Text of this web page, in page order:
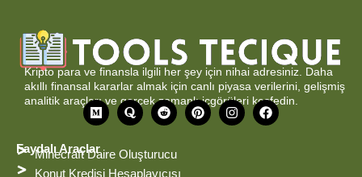
Kripto para ve finansla ilgili her şey için nihai adresiniz. Daha
akıllı finansal kararlar almak için canlı piyasa verilerini, gelişmiş
analitik araçları ve gerçek zamanlı içgörüleri keşfedin.
O
r
a
Q
u
a
R
e
i
t
P
i
I
n
F
a
Faydalı Araçlar
Minecraft Daire Oluşturucu
Konut Kredisi Hesaplayıcısı